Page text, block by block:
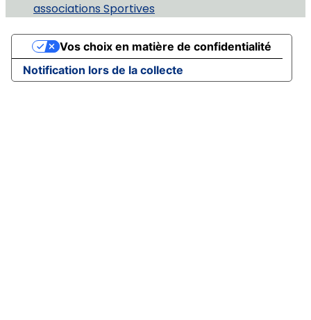
associations Sportives
Notification lors de la collecte
Vos choix en matière de confidentialité